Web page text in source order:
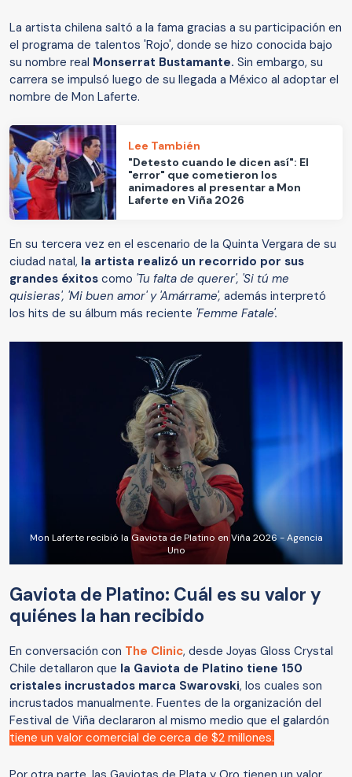
La artista chilena saltó a la fama gracias a su participación en
el programa de talentos 'Rojo', donde se hizo conocida bajo
su nombre real Monserrat Bustamante. Sin embargo, su
carrera se impulsó luego de su llegada a México al adoptar el
nombre de Mon Laferte.
Lee También
"Detesto cuando le dicen así": El
"error" que cometieron los
animadores al presentar a Mon
Laferte en Viña 2026
En su tercera vez en el escenario de la Quinta Vergara de su
ciudad natal, la artista realizó un recorrido por sus
grandes éxitos como 'Tu falta de querer', 'Si tú me
quisieras', 'Mi buen amor' y 'Amárrame', además interpretó
los hits de su álbum más reciente 'Femme Fatale'.
Mon Laferte recibió la Gaviota de Platino en Viña 2026 - Agencia
Uno
Gaviota de Platino: Cuál es su valor y
quiénes la han recibido
En conversación con The Clinic, desde Joyas Gloss Crystal
Chile detallaron que la Gaviota de Platino tiene 150
cristales incrustados marca Swarovski, los cuales son
incrustados manualmente. Fuentes de la organización del
Festival de Viña declararon al mismo medio que el galardón
tiene un valor comercial de cerca de $2 millones.